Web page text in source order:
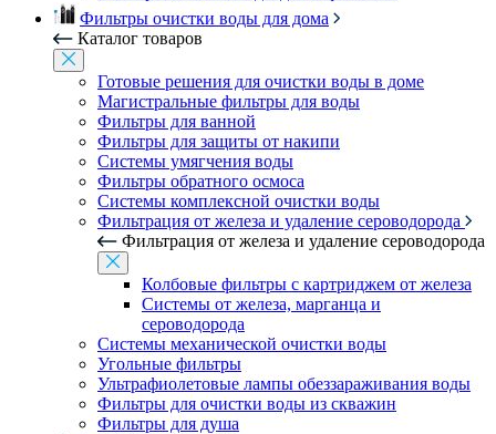
Фильтры очистки воды для дома
Каталог товаров
Готовые решения для очистки воды в доме
Магистральные фильтры для воды
Фильтры для ванной
Фильтры для защиты от накипи
Системы умягчения воды
Фильтры обратного осмоса
Системы комплексной очистки воды
Фильтрация от железа и удаление сероводорода
Фильтрация от железа и удаление сероводорода
Колбовые фильтры с картриджем от железа
Системы от железа, марганца и
сероводорода
Системы механической очистки воды
Угольные фильтры
Ультрафиолетовые лампы обеззараживания воды
Фильтры для очистки воды из скважин
Фильтры для душа